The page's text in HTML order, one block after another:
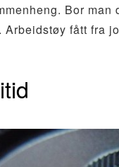
Bor
fått fra